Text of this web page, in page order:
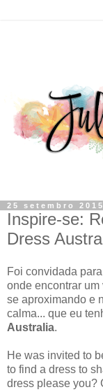
25 setembro 2015
Inspire-se:
Dress
Foi convidada
onde encontrar
se aproximando e
calma... que eu
Australia.
He was invited to
to find a dress to
dress please you?